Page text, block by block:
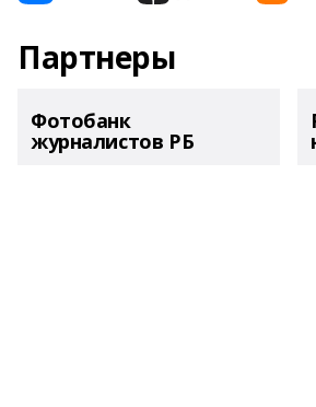
Партнеры
Фотобанк
журналистов РБ